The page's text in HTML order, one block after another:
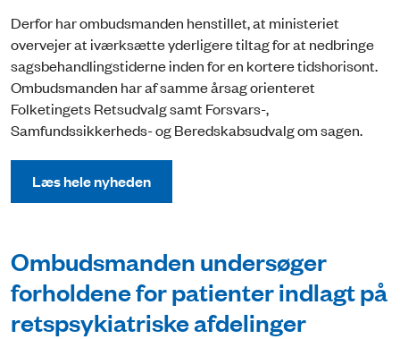
Derfor har ombudsmanden henstillet, at ministeriet
overvejer at iværksætte yderligere tiltag for at nedbringe
sagsbehandlingstiderne inden for en kortere tidshorisont.
Ombudsmanden har af samme årsag orienteret
Folketingets Retsudvalg samt Forsvars-,
Samfundssikkerheds- og Beredskabsudvalg om sagen.
Læs hele nyheden
Ombudsmanden undersøger
forholdene for patienter indlagt på
retspsykiatriske afdelinger